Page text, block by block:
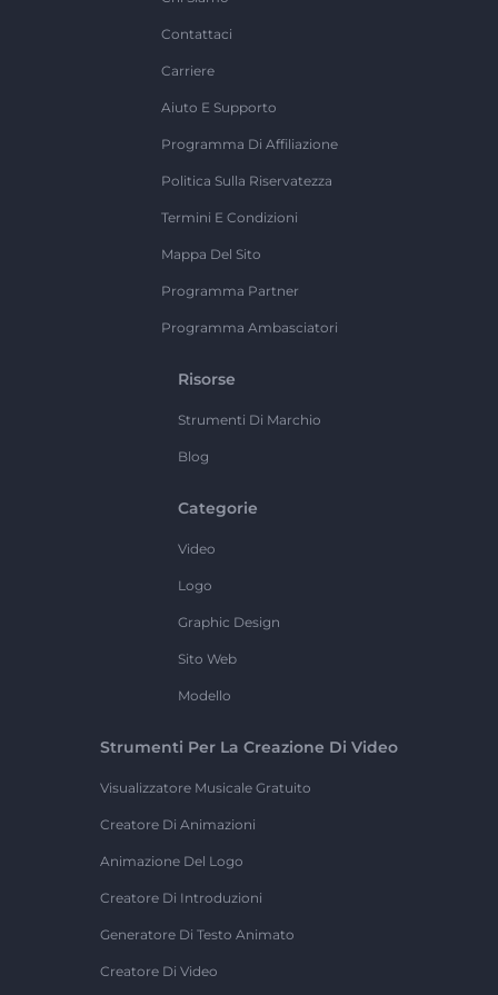
Contattaci
Carriere
Aiuto E Supporto
Programma Di Affiliazione
Politica Sulla Riservatezza
Termini E Condizioni
Mappa Del Sito
Programma Partner
Programma Ambasciatori
Risorse
Strumenti Di Marchio
Blog
Categorie
Video
Logo
Graphic Design
Sito Web
Modello
Strumenti Per La Creazione Di Video
Visualizzatore Musicale Gratuito
Creatore Di Animazioni
Animazione Del Logo
Creatore Di Introduzioni
Generatore Di Testo Animato
Creatore Di Video